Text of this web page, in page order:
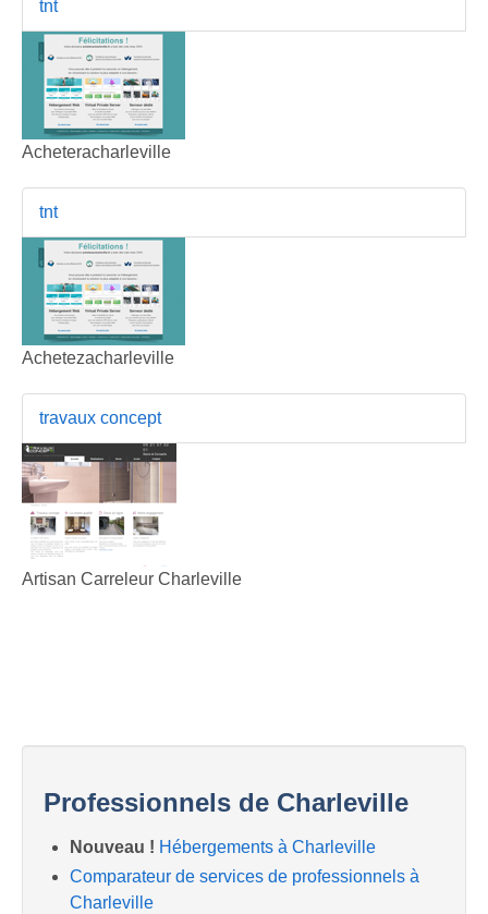
tnt
Acheteracharleville
tnt
Achetezacharleville
travaux concept
Artisan Carreleur Charleville
Professionnels de Charleville
Nouveau ! Hébergements à Charleville
Comparateur de services de professionnels à
Charleville